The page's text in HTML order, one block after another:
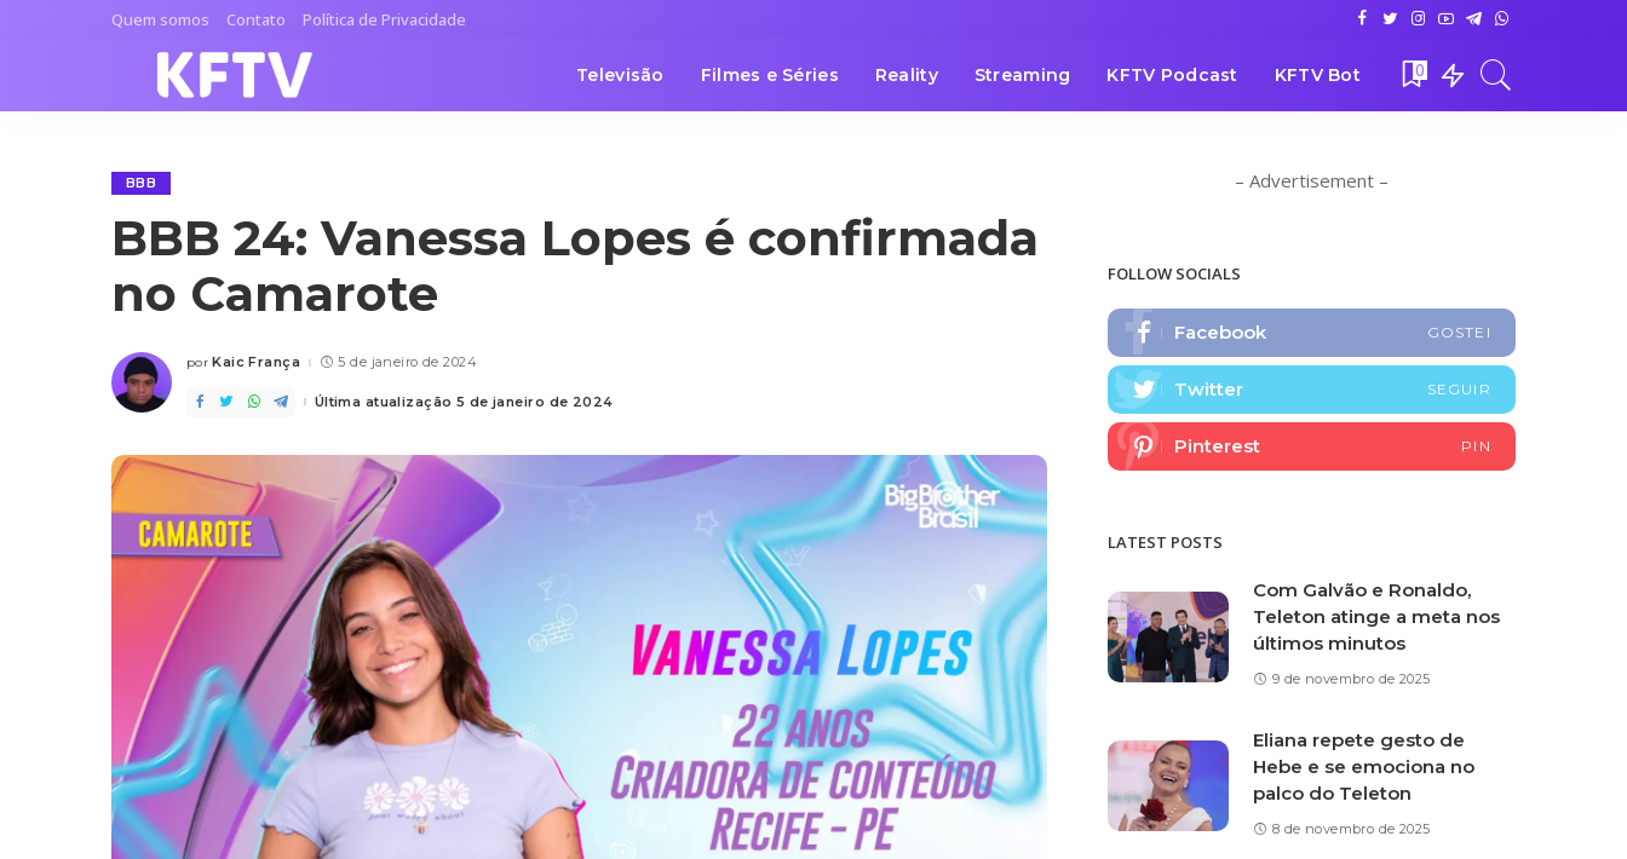
Quem somos Contato Política de Privacidade
Televisão Filmes e Séries Reality Streaming KFTV Podcast KFTV Bot 0
BBB
BBB 24: Vanessa Lopes é confirmada
no Camarote
Posted
por Kaic França 5 de janeiro de 2024
Última atualização 5 de janeiro de 2024
– Advertisement –
FOLLOW SOCIALS
Facebook GOSTEI
Twitter SEGUIR
Pinterest PIN
LATEST POSTS
Com Galvão e Ronaldo,
Teleton atinge a meta nos
últimos minutos
9 de novembro de 2025
Eliana repete gesto de
Hebe e se emociona no
palco do Teleton
8 de novembro de 2025